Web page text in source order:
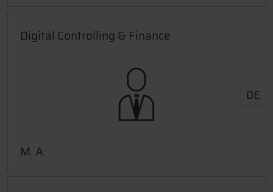
Digital Controlling & Finance
DE
M. A.